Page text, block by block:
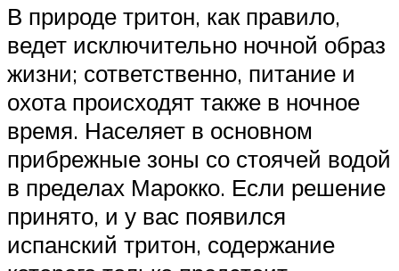
В природе тритон, как правило,
ведет исключительно ночной образ
жизни; сответственно, питание и
охота происходят также в ночное
время. Населяет в основном
прибрежные зоны со стоячей водой
в пределах Марокко. Если решение
принято, и у вас появился
испанский тритон, содержание